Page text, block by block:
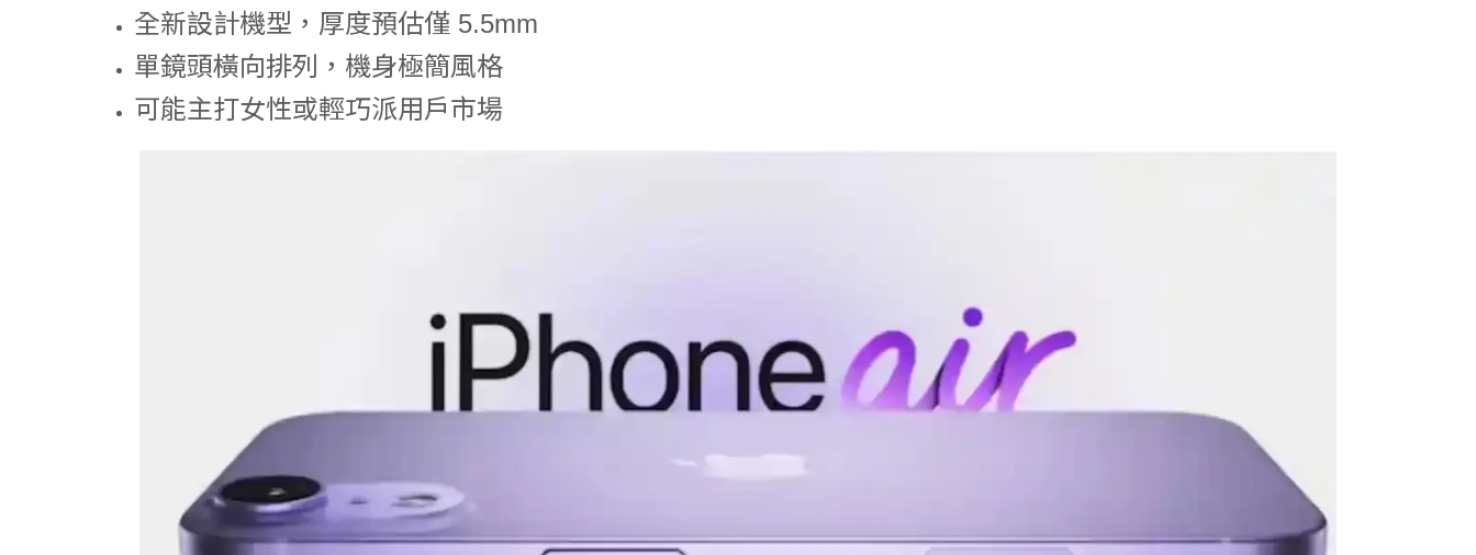
全新設計機型，厚度預估僅 5.5mm
單鏡頭橫向排列，機身極簡風格
可能主打女性或輕巧派用戶市場